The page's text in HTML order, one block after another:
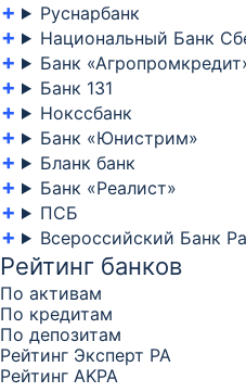
Руснарбанк
Национальный Банк
Банк
Банк 131
Нокссбанк
Банк «Юнистрим»
Бланк банк
Банк «Реалист»
ПСБ
Всероссийский Банк
Рейтинг банков
По активам
По кредитам
По депозитам
Рейтинг Эксперт РА
Рейтинг AKPA